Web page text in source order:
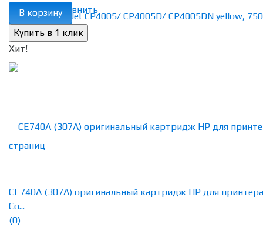
избранное сравнить
В корзину
Хит!
CE740A (307A) оригинальный картридж HP для
Co...
(0)